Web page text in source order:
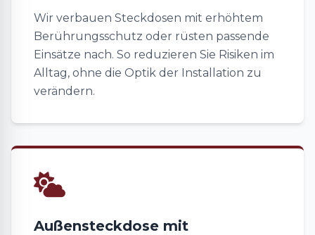
Wir verbauen Steckdosen mit erhöhtem
Berührungsschutz oder rüsten passende
Einsätze nach. So reduzieren Sie Risiken im
Alltag, ohne die Optik der Installation zu
verändern.
Außensteckdose mit